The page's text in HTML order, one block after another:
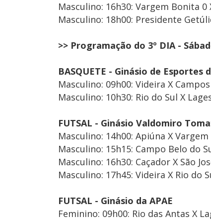
Masculino: 16h30: Vargem Bonita 0
Masculino: 18h00: Presidente
>> Programação do 3º DIA -
BASQUETE - Ginásio de Esportes
Masculino: 09h00: Videira X
Masculino: 10h30: Rio do Sul X
FUTSAL - Ginásio Valdomiro
Masculino: 14h00: Apiúna X
Masculino: 15h15: Campo Belo do
Masculino: 16h30: Caçador X São
Masculino: 17h45: Videira X Rio do
FUTSAL - Ginásio da APAE
Feminino: 09h00: Rio das Antas X